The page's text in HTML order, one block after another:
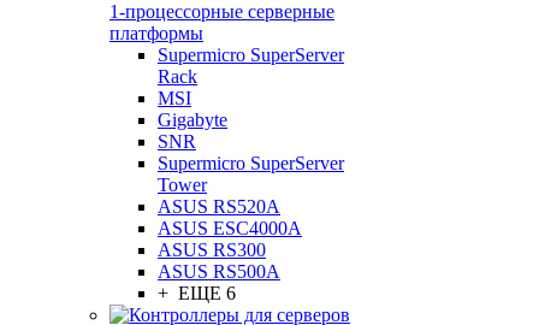
1-процессорные серверные
платформы
Supermicro SuperServer
Rack
MSI
Gigabyte
SNR
Supermicro SuperServer
Tower
ASUS RS520A
ASUS ESC4000A
ASUS RS300
ASUS RS500A
+ ЕЩЕ 6